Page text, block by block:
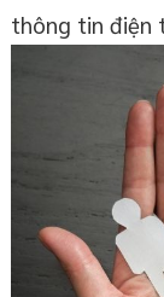
thông tin điện